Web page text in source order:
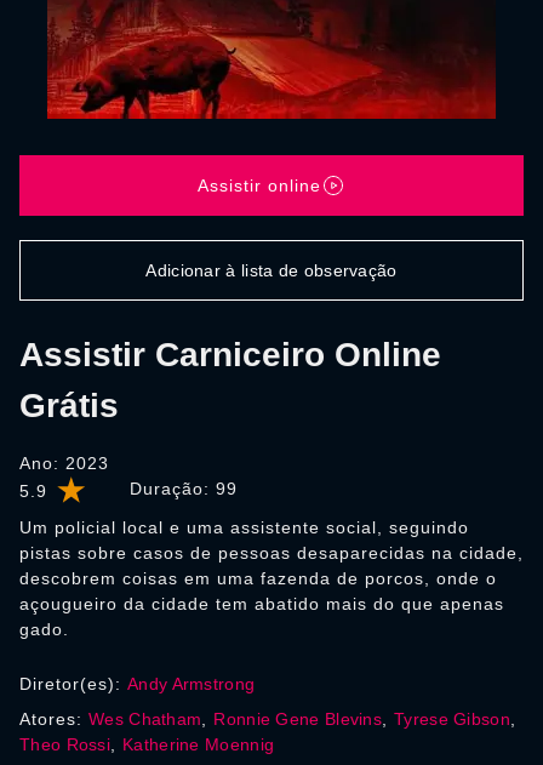
5.9 Duração: 99
Assistir Carniceiro Online
Grátis
Ano: 2023
Um policial local e uma assistente social, seguindo
pistas sobre casos de pessoas desaparecidas na cidade,
descobrem coisas em uma fazenda de porcos, onde o
açougueiro da cidade tem abatido mais do que apenas
gado.
Assistir online
Adicionar à lista de observação
Diretor(es): Andy Armstrong
Atores: Wes Chatham Ronnie Gene Blevins ,Tyrese Gibson
Theo Rossi
Katherine Moennig